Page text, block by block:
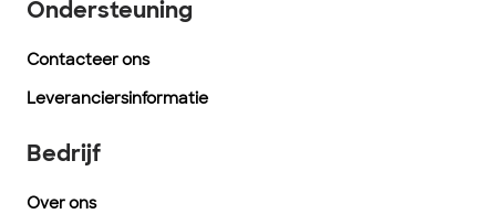
Ondersteuning
Contacteer ons
Leveranciersinformatie
Bedrijf
Over ons